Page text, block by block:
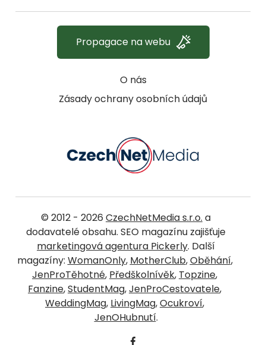
O nás
Zásady ochrany osobních údajů
Propagace na webu
© 2012 - 2026 CzechNetMedia s.r.o. a
dodavatelé obsahu. SEO magazínu zajišťuje
marketingová agentura Pickerly. Další
magazíny: WomanOnly, MotherClub,Oběhání,
JenProTěhotné, Předškolnívěk, Topzine,
Fanzine,StudentMag,JenProCestovatele,
WeddingMag, LivingMag,Ocukroví,
JenOHubnutí.